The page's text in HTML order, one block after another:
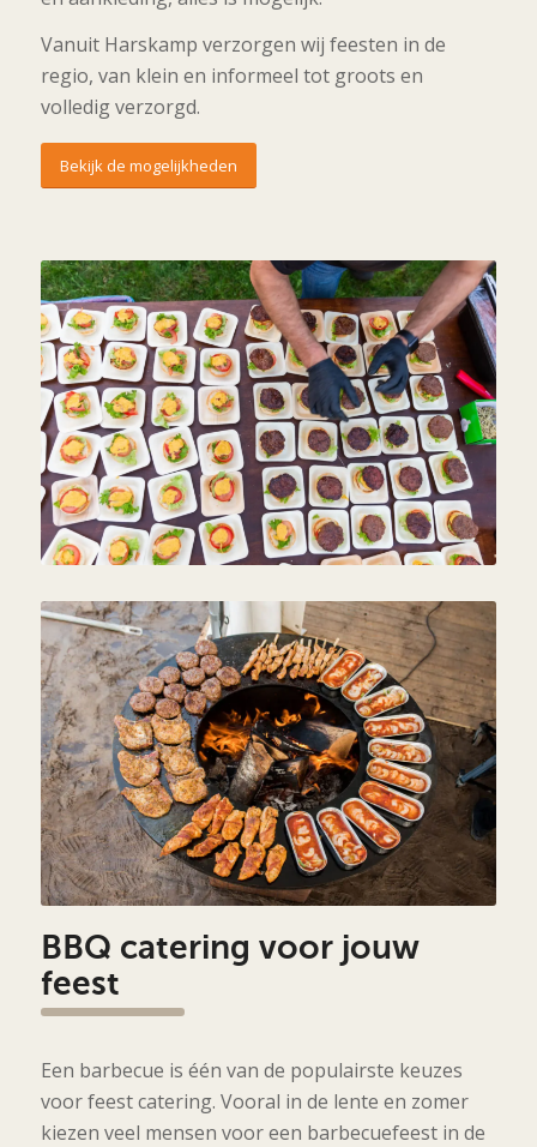
Vanuit Harskamp verzorgen wij feesten in de
regio, van klein en informeel tot groots en
volledig verzorgd.
Bekijk de mogelijkheden
BBQ catering voor jouw
feest
Een barbecue is één van de populairste keuzes
voor feest catering. Vooral in de lente en zomer
kiezen veel mensen voor een barbecuefeest in de